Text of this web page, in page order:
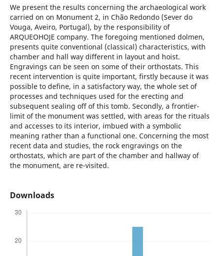
We present the results concerning the archaeological work
carried on on Monument 2, in Chão Redondo (Sever do
Vouga, Aveiro, Portugal), by the responsibility of
ARQUEOHOJE company. The foregoing mentioned dolmen,
presents quite conventional (classical) characteristics, with
chamber and hall way different in layout and hoist.
Engravings can be seen on some of their orthostats. This
recent intervention is quite important, firstly because it was
possible to define, in a satisfactory way, the whole set of
processes and techniques used for the erecting and
subsequent sealing off of this tomb. Secondly, a frontier-
limit of the monument was settled, with areas for the rituals
and accesses to its interior, imbued with a symbolic
meaning rather than a functional one. Concerning the most
recent data and studies, the rock engravings on the
orthostats, which are part of the chamber and hallway of
the monument, are re-visited.
Downloads